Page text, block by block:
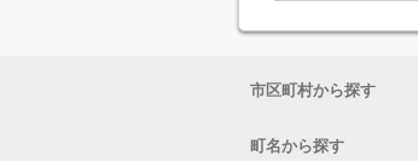
市区町村から探す
町名から探す